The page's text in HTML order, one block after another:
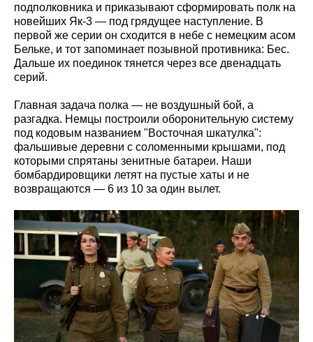
подполковника и приказывают сформировать полк на
новейших Як-3 — под грядущее наступление. В
первой же серии он сходится в небе с немецким асом
Бельке, и тот запоминает позывной противника: Бес.
Дальше их поединок тянется через все двенадцать
серий.
Главная задача полка — не воздушный бой, а
разгадка. Немцы построили оборонительную систему
под кодовым названием "Восточная шкатулка":
фальшивые деревни с соломенными крышами, под
которыми спрятаны зенитные батареи. Наши
бомбардировщики летят на пустые хаты и не
возвращаются — 6 из 10 за один вылет.